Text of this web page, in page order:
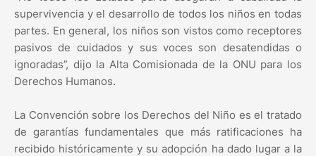
supervivencia y el desarrollo de todos los niños en todas
partes. En general, los niños son vistos como receptores
pasivos de cuidados y sus voces son desatendidas o
ignoradas”, dijo la Alta Comisionada de la ONU para los
Derechos Humanos.
La Convención sobre los Derechos del Niño es el tratado
de garantías fundamentales que más ratificaciones ha
recibido históricamente y su adopción ha dado lugar a la